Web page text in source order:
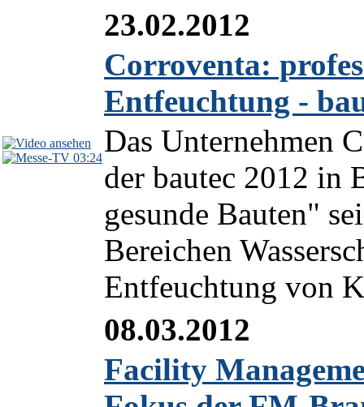
03:24
23.02.2012
Corroventa:
Entfeuchtung -
Das Unternehmen
der bautec 2012 in
gesunde Bauten"
Bereichen
Entfeuchtung von
08.03.2012
Facility